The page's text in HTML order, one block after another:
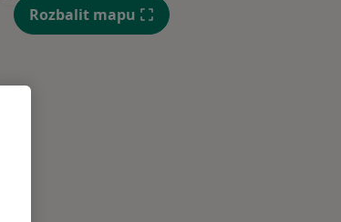
Rozbalit mapu